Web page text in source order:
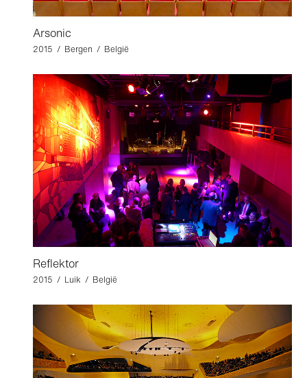
Arsonic
2015 / Bergen / België
Reflektor
2015 / Luik / België